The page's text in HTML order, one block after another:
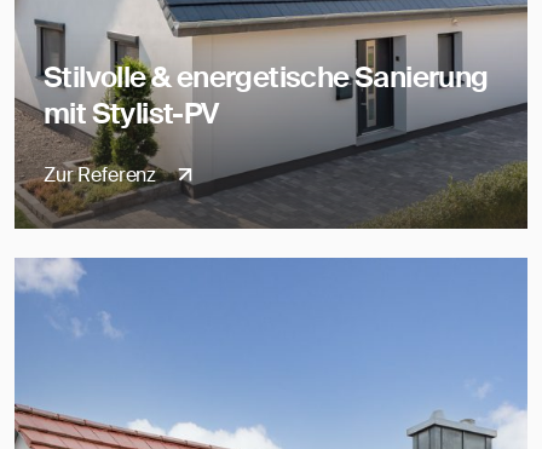
Stilvolle & energetische Sanierung
mit Stylist-PV
Zur Referenz